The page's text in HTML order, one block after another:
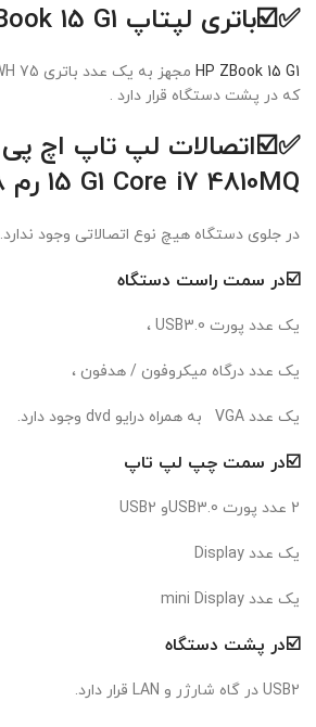
✅☑️باتری لپتاپ HP ZBook 15 G1
HP ZBook 15 G1
که در پشت دستگاه قرار دارد .
✅☑️اتصالات لپ تاپ اچ پی
15 G1 Core i7 4810MQ رم 8وSSD512
در جلوی دستگاه هیچ نوع اتصالاتی وجود ندارد.
☑️در سمت راست دستگاه
یک عدد پورت USB3.0 ،
یک عدد درگاه میکروفون / هدفون ،
یک عدد VGA به همراه درایو dvd وجود دارد.
☑️در سمت چپ لپ تاپ
2 عدد پورت USB3.0و USB2
یک عدد Display
یک عدد mini Display
☑️در پشت دستگاه
USB2 در گاه شارژر و LAN قرار دارد.